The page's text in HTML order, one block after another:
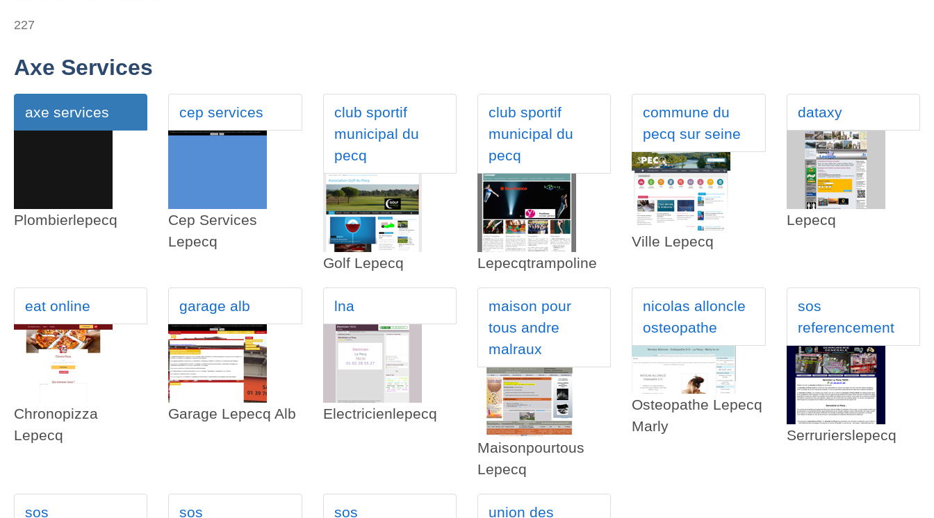
227
Axe Services
axe services
Plombierlepecq
cep services
Cep Services
Lepecq
club sportif
municipal du
pecq
Golf Lepecq
club sportif
municipal du
pecq
Lepecqtrampoline
commune du
pecq sur seine
Ville Lepecq
dataxy
Lepecq
eat online
Chronopizza
Lepecq
garage alb
Garage Lepecq Alb
lna
Electricienlepecq
maison pour
tous andre
malraux
Maisonpourtous
Lepecq
nicolas alloncle
osteopathe
Osteopathe Lepecq
Marly
sos
referencement
Serrurierslepecq
sos
sos
sos
union des